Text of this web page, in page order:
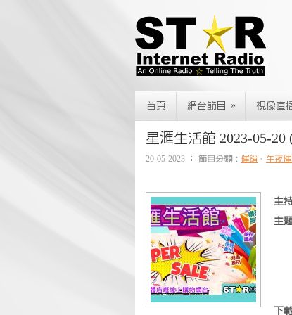
首頁 網台節目 » 視像直
星滙生活館 2023-05-20
20-05-2023 節目分類： 催銷 、 午夜
主
主
下